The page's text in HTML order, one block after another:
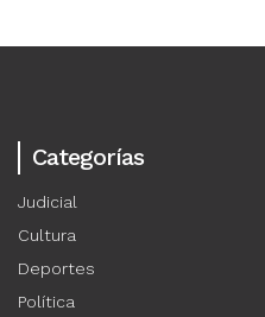
Categorías
Judicial
Cultura
Deportes
Política